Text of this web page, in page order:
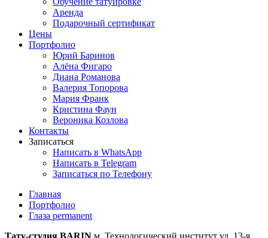
Аренда
Подарочный сертификат
Цены
Портфолио
Юрий Баринов
Алёна Фигаро
Диана Романова
Валерия Топорова
Мария Франк
Кристина Фаун
Вероника Козлова
Контакты
Записаться
Написать в WhatsApp
Написать в Telegram
Записаться по Телефону
Главная
Портфолио
Глаза permanent
Тату-студия BARIN м. Технологический институт ул. 13-я